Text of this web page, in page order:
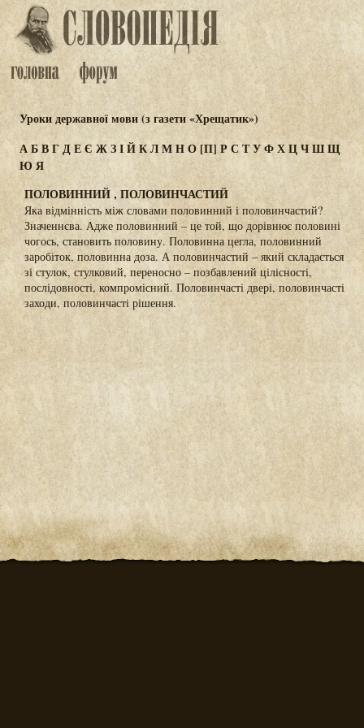
Уроки державної мови (з газети «Хрещатик»)
АБВГДЕЄ ЖЗІЙКЛМНО[П] РСТУФХЦЧШЩ
Ю Я
ПОЛОВИННИЙ , ПОЛОВИНЧАСТИЙ
Яка відмінність між словами половинний і половинчастий?
Значеннєва. Адже половинний – це той, що дорівнює половині
чогось, становить половину. Половинна цегла, половинний
заробіток, половинна доза. А половинчастий – який складається
зі стулок, стулковий, переносно – позбавлений цілісності,
послідовності, компромісний. Половинчасті двері, половинчасті
заходи, половинчасті рішення.